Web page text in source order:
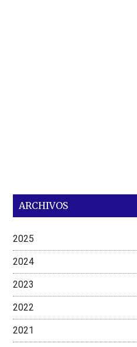
ARCHIVOS
2025
2024
2023
2022
2021